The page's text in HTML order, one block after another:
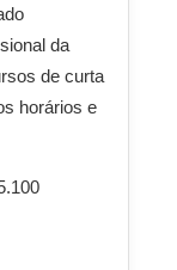
da
de curta
horários e